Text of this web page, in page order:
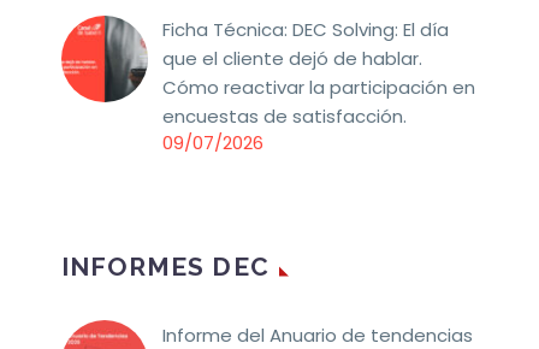
Ficha Técnica: DEC Solving: El día
que el cliente dejó de hablar.
Cómo reactivar la participación en
encuestas de satisfacción.
09/07/2026
INFORMES DEC
Informe del Anuario de tendencias